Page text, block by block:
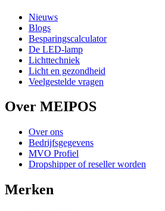
Nieuws
Blogs
Besparingscalculator
De LED-lamp
Lichttechniek
Licht en gezondheid
Veelgestelde vragen
Over MEIPOS
Over ons
Bedrijfsgegevens
MVO Profiel
Dropshipper of reseller worden
Merken